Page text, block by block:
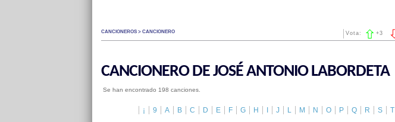
CANCIONEROS > CANCIONERO Vota: +3
CANCIONERO DE JOSÉ ANTONIO LABORDETA
Se han encontrado 198 canciones.
¡ 9 A B C D E F G H J L M N O P Q R S T